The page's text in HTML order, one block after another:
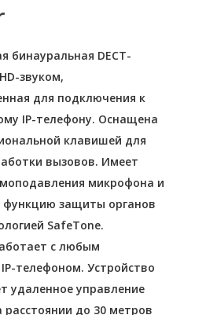
or ESC to close
бинауральная DECT-
звуком,
для подключения к
IP-телефону. Оснащена
клавишей для
вызовов. Имеет
микрофона и
защиты органов
SafeTone.
с любым
телефоном. Устройство
удаленное управление
до 30 метров